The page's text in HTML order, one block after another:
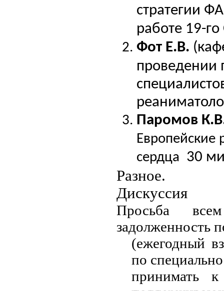
стратегии
paбoте 19-
Фот Е.В.
проведении
Паромов
сердца 30
Разное.
Дискуссия
Просьба
задолженность
(ежегодный
по
принимать